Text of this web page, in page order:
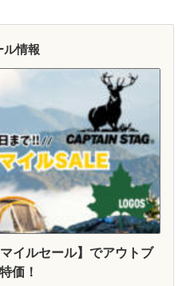
情報
イルセール】でアウトブ
価！